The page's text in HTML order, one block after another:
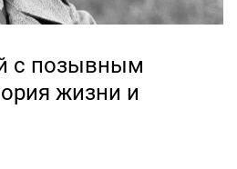
с позывным
жизни и